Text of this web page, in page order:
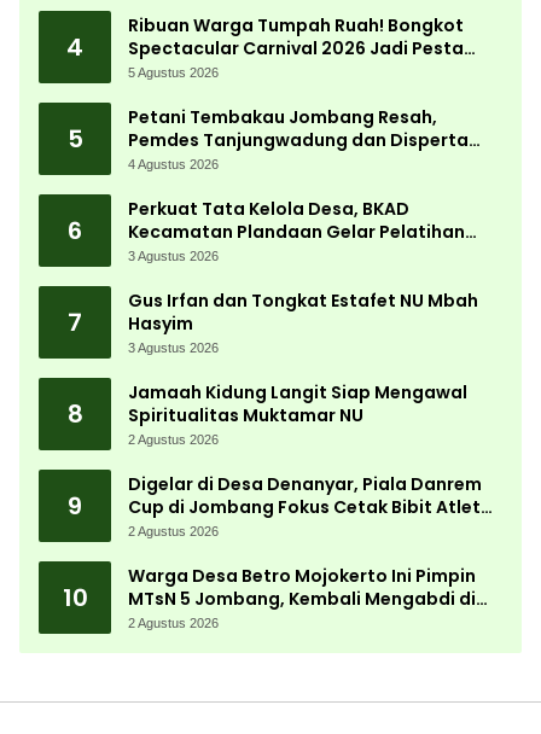
4
Ribuan Warga Tumpah Ruah! Bongkot
Spectacular Carnival 2026 Jadi Pesta
Kemerdekaan Terbesar di Peterongan
5 Agustus 2026
5
Petani Tembakau Jombang Resah,
Pemdes Tanjungwadung dan Disperta
Bergerak Cepat
4 Agustus 2026
6
Perkuat Tata Kelola Desa, BKAD
Kecamatan Plandaan Gelar Pelatihan
Aparatur Pemdes
3 Agustus 2026
7
Gus Irfan dan Tongkat Estafet NU Mbah
Hasyim
3 Agustus 2026
8
Jamaah Kidung Langit Siap Mengawal
Spiritualitas Muktamar NU
2 Agustus 2026
9
Digelar di Desa Denanyar, Piala Danrem
Cup di Jombang Fokus Cetak Bibit Atlet
Menembak Berprestasi
2 Agustus 2026
10
Warga Desa Betro Mojokerto Ini Pimpin
MTsN 5 Jombang, Kembali Mengabdi di
Almamater
2 Agustus 2026